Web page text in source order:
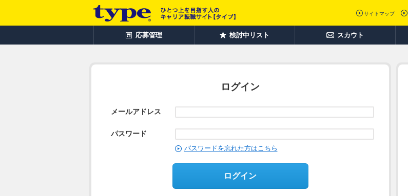
サイトマップ
応募管理 検討中リスト スカウト
ログイン
メールアドレス
パスワード
パスワードを忘れた方はこちら
ログイン